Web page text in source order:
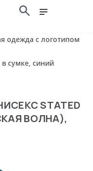
одежда с логотипом
сумке, синий
STATED
ВОЛНА),